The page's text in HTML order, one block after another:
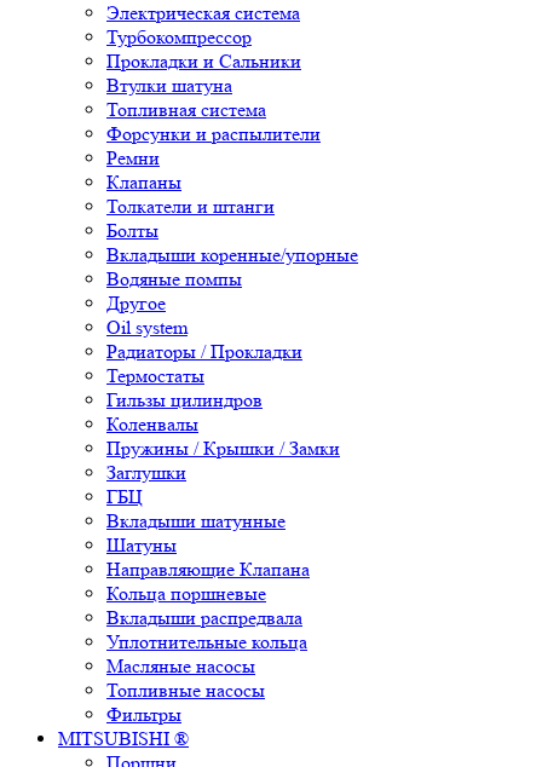
Электрическая система
Турбокомпрессор
Прокладки и Сальники
Втулки шатуна
Топливная система
Форсунки и распылители
Ремни
Клапаны
Толкатели и штанги
Болты
Вкладыши коренные/упорные
Водяные помпы
Другое
Oil system
Радиаторы / Прокладки
Термостаты
Гильзы цилиндров
Коленвалы
Пружины / Крышки / Замки
Заглушки
ГБЦ
Вкладыши шатунные
Шатуны
Направляющие Клапана
Кольца поршневые
Вкладыши распредвала
Уплотнительные кольца
Масляные насосы
Топливные насосы
Фильтры
MITSUBISHI ®